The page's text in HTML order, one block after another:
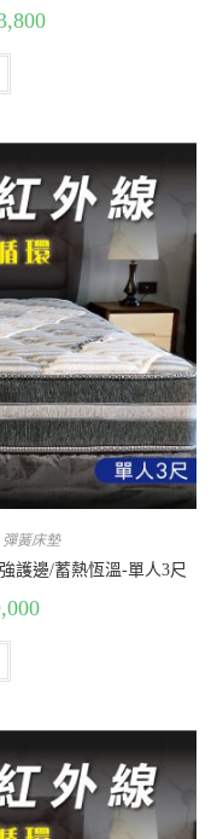
彈簧床墊
護邊/蓄熱恆溫-單人3尺